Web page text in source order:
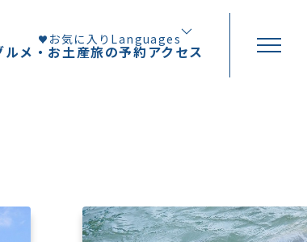
ルメ・お土産旅の予約 アクセス
お気に入り Languages